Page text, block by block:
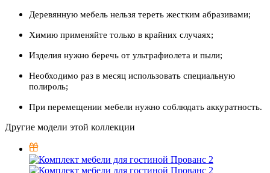
Деревянную мебель нельзя тереть жестким абразивами;
Химию применяйте только в крайних случаях;
Изделия нужно беречь от ультрафиолета и пыли;
Необходимо раз в месяц использовать специальную
полироль;
При перемещении мебели нужно соблюдать аккуратность.
Другие модели этой коллекции